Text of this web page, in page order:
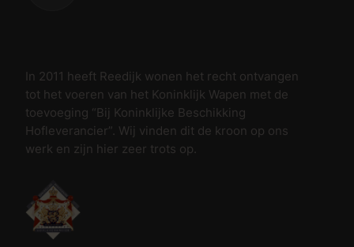
In 2011 heeft Reedijk wonen het recht ontvangen
tot het voeren van het Koninklijk Wapen met de
toevoeging “Bij Koninklijke Beschikking
Hofleverancier”. Wij vinden dit de kroon op ons
werk en zijn hier zeer trots op.